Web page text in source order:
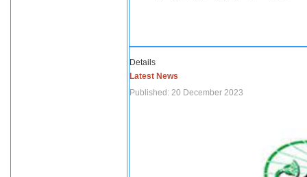
Details
Latest News
Published: 20 December 2023